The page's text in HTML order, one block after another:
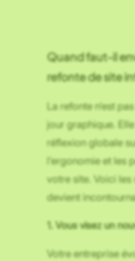
Quand faut-il
refonte de site
La refonte n’est
jour graphique.
réflexion globale
l’ergonomie et les
votre site. Voici
devient
1. Vous visez un
Votre entreprise